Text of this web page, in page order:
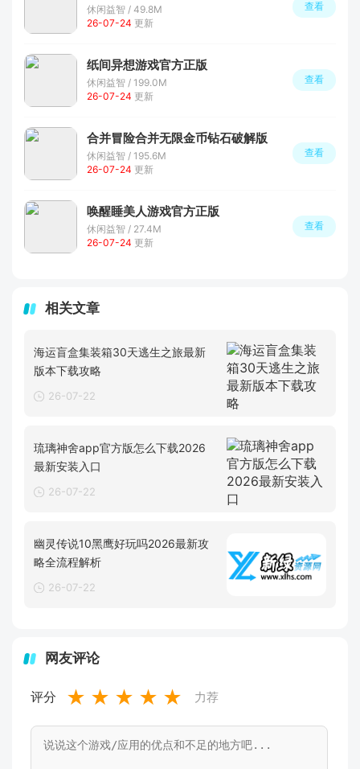
休闲益智 / 49.8M
26-07-24 更新
查看
纸间异想游戏官方正版
休闲益智 / 199.0M
26-07-24 更新
查看
合并冒险合并无限金币钻石破解版
休闲益智 / 195.6M
26-07-24 更新
查看
唤醒睡美人游戏官方正版
休闲益智 / 27.4M
26-07-24 更新
查看
相关文章
海运盲盒集装箱30天逃生之旅最新
版本下载攻略
26-07-22
琉璃神舍app官方版怎么下载2026
最新安装入口
26-07-22
幽灵传说10黑鹰好玩吗2026最新攻
略全流程解析
26-07-22
网友评论
评分 ★ ★ ★ ★ ★ 力荐